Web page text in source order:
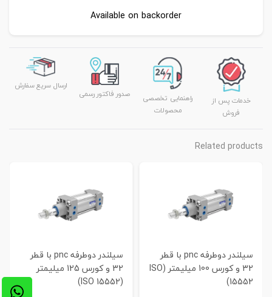
Available on backorder
خدمات پس از
فروش
راهنمایی تخصصی
محصولات
صدور فاکتور رسمی
ارسال سریع سفارش
Related products
سیلندر دوطرفه pnc با قطر
32 و کورس 100 میلیمتر (ISO
15552)
سیلندر دوطرفه pnc با قطر
32 و کورس 125 میلیمتر
(ISO 15552)